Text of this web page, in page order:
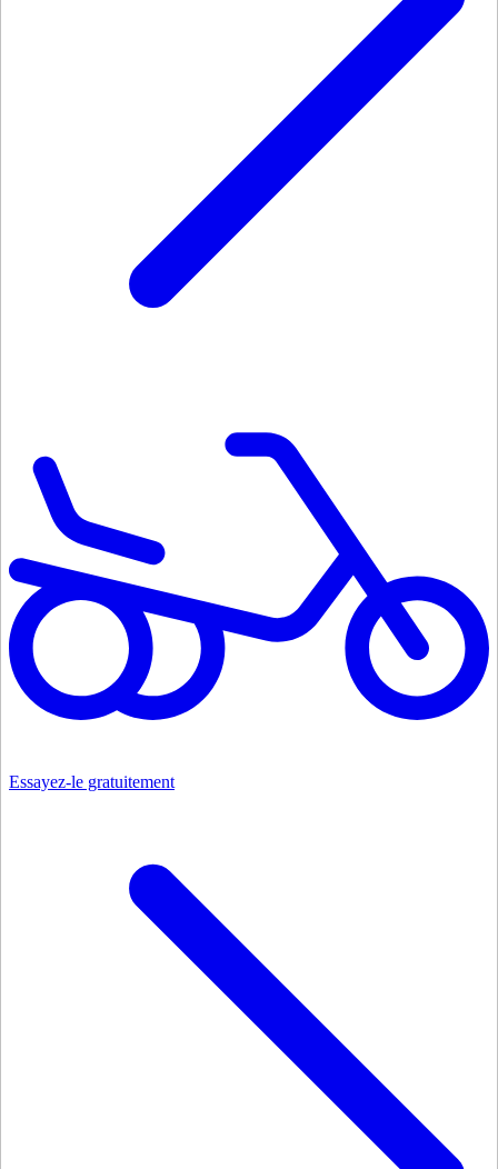
Essayez-le gratuitement